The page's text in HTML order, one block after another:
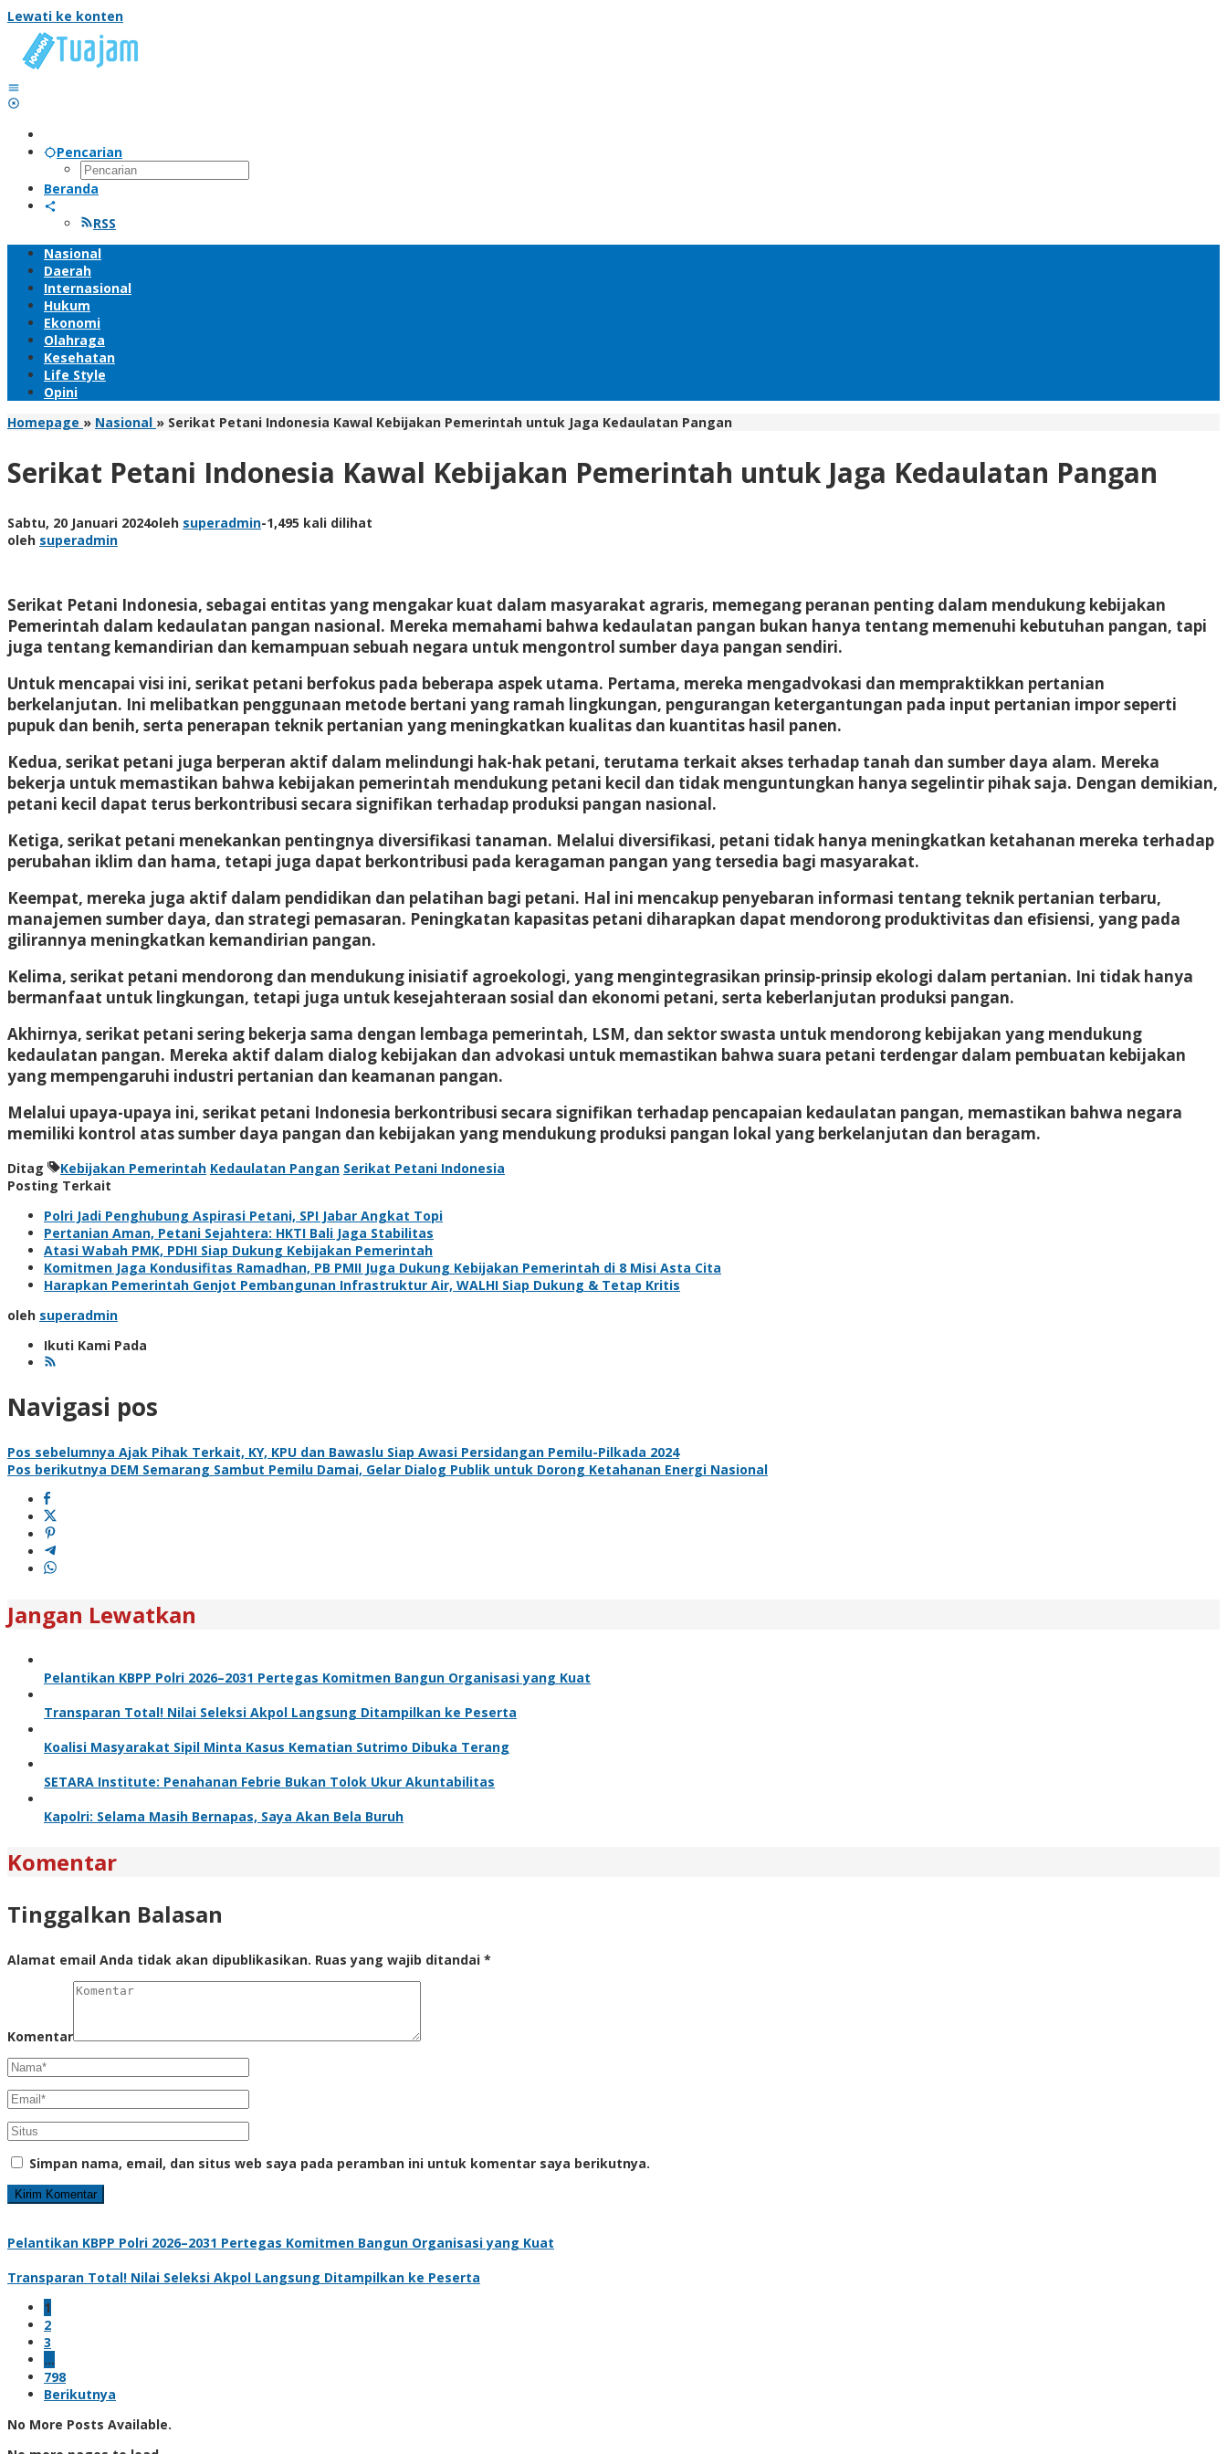
Lewati ke konten
Pencarian
Beranda
RSS
Nasional
Daerah
Internasional
Hukum
Ekonomi
Olahraga
Kesehatan
Life Style
Opini
Homepage » Nasional » Serikat Petani Indonesia Kawal Kebijakan Pemerintah untuk Jaga Kedaulatan Pangan
Serikat Petani Indonesia Kawal Kebijakan Pemerintah untuk Jaga Kedaulatan Pangan
Sabtu, 20 Januari 2024oleh superadmin-1,495 kali dilihat
oleh superadmin
Serikat Petani Indonesia, sebagai entitas yang mengakar kuat dalam masyarakat agraris, memegang peranan penting dalam mendukung kebijakan
Pemerintah dalam kedaulatan pangan nasional. Mereka memahami bahwa kedaulatan pangan bukan hanya tentang memenuhi kebutuhan pangan, tapi
juga tentang kemandirian dan kemampuan sebuah negara untuk mengontrol sumber daya pangan sendiri.
Untuk mencapai visi ini, serikat petani berfokus pada beberapa aspek utama. Pertama, mereka mengadvokasi dan mempraktikkan pertanian
berkelanjutan. Ini melibatkan penggunaan metode bertani yang ramah lingkungan, pengurangan ketergantungan pada input pertanian impor seperti
pupuk dan benih, serta penerapan teknik pertanian yang meningkatkan kualitas dan kuantitas hasil panen.
Kedua, serikat petani juga berperan aktif dalam melindungi hak-hak petani, terutama terkait akses terhadap tanah dan sumber daya alam. Mereka
bekerja untuk memastikan bahwa kebijakan pemerintah mendukung petani kecil dan tidak menguntungkan hanya segelintir pihak saja. Dengan demikian,
petani kecil dapat terus berkontribusi secara signifikan terhadap produksi pangan nasional.
Ketiga, serikat petani menekankan pentingnya diversifikasi tanaman. Melalui diversifikasi, petani tidak hanya meningkatkan ketahanan mereka terhadap
perubahan iklim dan hama, tetapi juga dapat berkontribusi pada keragaman pangan yang tersedia bagi masyarakat.
Keempat, mereka juga aktif dalam pendidikan dan pelatihan bagi petani. Hal ini mencakup penyebaran informasi tentang teknik pertanian terbaru,
manajemen sumber daya, dan strategi pemasaran. Peningkatan kapasitas petani diharapkan dapat mendorong produktivitas dan efisiensi, yang pada
gilirannya meningkatkan kemandirian pangan.
Kelima, serikat petani mendorong dan mendukung inisiatif agroekologi, yang mengintegrasikan prinsip-prinsip ekologi dalam pertanian. Ini tidak hanya
bermanfaat untuk lingkungan, tetapi juga untuk kesejahteraan sosial dan ekonomi petani, serta keberlanjutan produksi pangan.
Akhirnya, serikat petani sering bekerja sama dengan lembaga pemerintah, LSM, dan sektor swasta untuk mendorong kebijakan yang mendukung
kedaulatan pangan. Mereka aktif dalam dialog kebijakan dan advokasi untuk memastikan bahwa suara petani terdengar dalam pembuatan kebijakan
yang mempengaruhi industri pertanian dan keamanan pangan.
Melalui upaya-upaya ini, serikat petani Indonesia berkontribusi secara signifikan terhadap pencapaian kedaulatan pangan, memastikan bahwa negara
memiliki kontrol atas sumber daya pangan dan kebijakan yang mendukung produksi pangan lokal yang berkelanjutan dan beragam.
Ditag Kebijakan Pemerintah Kedaulatan Pangan Serikat Petani Indonesia
Posting Terkait
Polri Jadi Penghubung Aspirasi Petani, SPI Jabar Angkat Topi
Pertanian Aman, Petani Sejahtera: HKTI Bali Jaga Stabilitas
Atasi Wabah PMK, PDHI Siap Dukung Kebijakan Pemerintah
Komitmen Jaga Kondusifitas Ramadhan, PB PMII Juga Dukung Kebijakan Pemerintah di 8 Misi Asta Cita
Harapkan Pemerintah Genjot Pembangunan Infrastruktur Air, WALHI Siap Dukung & Tetap Kritis
oleh superadmin
Ikuti Kami Pada
Navigasi pos
Pos sebelumnya Ajak Pihak Terkait, KY, KPU dan Bawaslu Siap Awasi Persidangan Pemilu-Pilkada 2024
Pos berikutnya DEM Semarang Sambut Pemilu Damai, Gelar Dialog Publik untuk Dorong Ketahanan Energi Nasional
Jangan Lewatkan
Pelantikan KBPP Polri 2026–2031 Pertegas Komitmen Bangun Organisasi yang Kuat
Transparan Total! Nilai Seleksi Akpol Langsung Ditampilkan ke Peserta
Koalisi Masyarakat Sipil Minta Kasus Kematian Sutrimo Dibuka Terang
SETARA Institute: Penahanan Febrie Bukan Tolok Ukur Akuntabilitas
Kapolri: Selama Masih Bernapas, Saya Akan Bela Buruh
Komentar
Tinggalkan Balasan
Alamat email Anda tidak akan dipublikasikan. Ruas yang wajib ditandai *
Komentar
Simpan nama, email, dan situs web saya pada peramban ini untuk komentar saya berikutnya.
Pelantikan KBPP Polri 2026–2031 Pertegas Komitmen Bangun Organisasi yang Kuat
Transparan Total! Nilai Seleksi Akpol Langsung Ditampilkan ke Peserta
1
2
3
…
798
Berikutnya
No More Posts Available.